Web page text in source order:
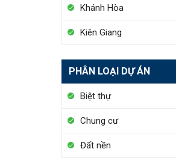
Khánh Hòa
Kiên Giang
PHÂN LOẠI DỰ ÁN
Biệt thự
Chung cư
Đất nền